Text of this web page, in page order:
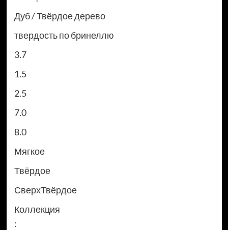
Дуб / Твёрдое дерево
твердость по бринеллю
3.7
1.5
2.5
7.0
8.0
Мягкое
Твёрдое
СверхТвёрдое
Коллекция
: